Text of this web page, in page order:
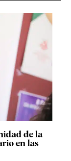
de la
en las